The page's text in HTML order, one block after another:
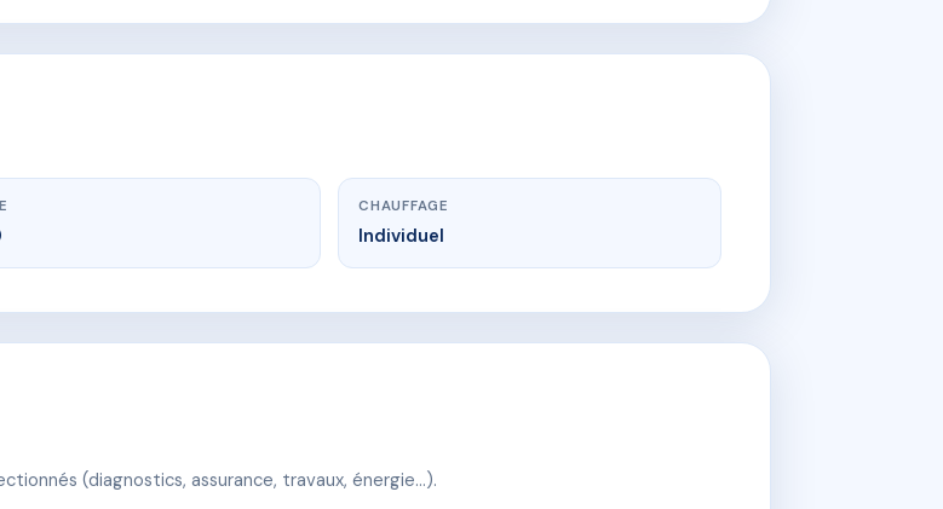
CHAUFFAGE
Individuel
(diagnostics, assurance, travaux, énergie…).